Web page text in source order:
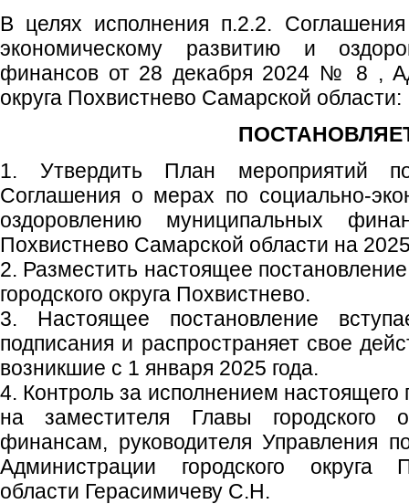
В целях исполнения п.2.2.
экономическому развитию и
финансов от 28 декабря 2024 № 8 ,
округа Похвистнево Самарской области:
1. Утвердить План мероприятий
Соглашения о мерах по социально-
оздоровлению муниципальных
Похвистнево Самарской области на
2. Разместить настоящее
городского округа Похвистнево.
3. Настоящее постановление
подписания и распространяет свое
возникшие с 1 января 2025 года.
4. Контроль за исполнением настоящего
на заместителя Главы городского
финансам, руководителя Управления
Администрации городского округа
области Герасимичеву С.Н.